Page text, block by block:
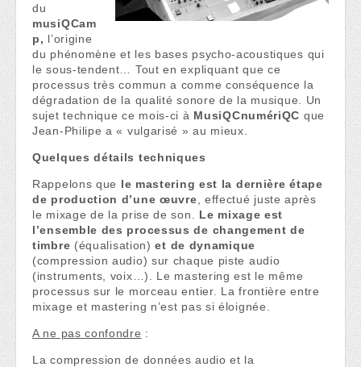
du
musiQCam
p, l’origine
du phénomène et les bases psycho-acoustiques qui
le sous-tendent… Tout en expliquant que ce
processus très commun a comme conséquence la
dégradation de la qualité sonore de la musique. Un
sujet technique ce mois-ci à MusiQCnumériQC que
Jean-Philipe a « vulgarisé » au mieux.
Quelques détails techniques
Rappelons que le mastering est la dernière étape
de production d’une œuvre , effectué juste après
le mixage de la prise de son. Le mixage est
l’ensemble des processus de changement de
timbre (équalisation)et de dynamique
(compression audio) sur chaque piste audio
(instruments, voix…). Le mastering est le même
processus sur le morceau entier. La frontière entre
mixage et mastering n’est pas si éloignée.
A ne pas confondre :
La compression de données audio et la